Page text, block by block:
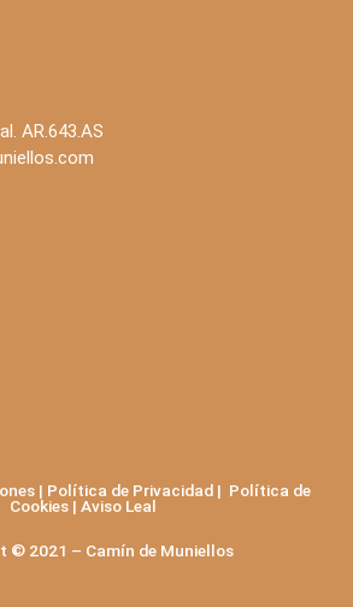
AR.643.AS
| Política de Privacidad | Política de
Cookies | Aviso Leal
© 2021 – Camín de Muniellos